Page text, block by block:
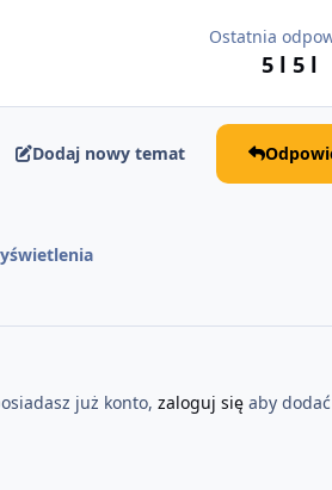
Ostatnia
5 l 5 l
Dodaj nowy temat
już konto, zaloguj sięaby